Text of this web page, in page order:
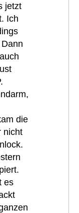
jetzt
Ich
die
nicht
es